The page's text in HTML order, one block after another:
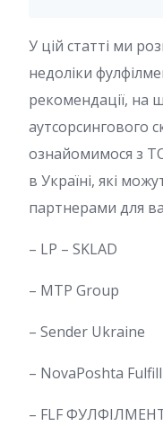
У цій статті ми
недоліки
рекомендації, на
аутсорсингового
ознайомимося з
в Україні, які
партнерами для
– LP – SKLAD
– MTP Group
– Sender Ukraine
– NovaPoshta
– FLF